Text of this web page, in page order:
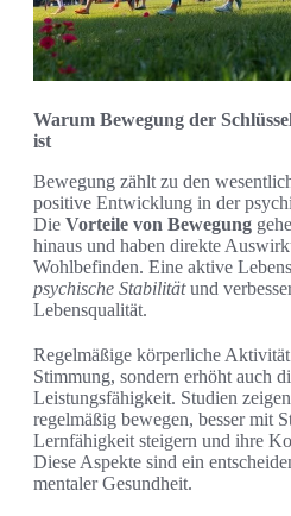
Warum Bewegung der
ist
Bewegung zählt zu den
positive Entwicklung in der
Die Vorteile von Bewegung
hinaus und haben direkte
Wohlbefinden. Eine aktive
psychische Stabilitätund
Lebensqualität.
Regelmäßige körperliche
Stimmung, sondern erhöht auch
Leistungsfähigkeit. Studien
regelmäßig bewegen, besser mit
Lernfähigkeit steigern und ihre
Diese Aspekte sind ein
mentaler Gesundheit.